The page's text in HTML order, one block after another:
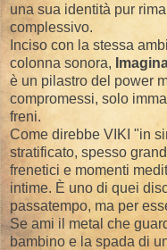
una sua identità pur
complessivo.
Inciso con la stessa
colonna sonora,
è un pilastro del power
compromessi, solo
freni.
Come direbbe VIKI "in
stratificato, spesso
frenetici e momenti
intime. È uno di quei
passatempo, ma per
Se ami il metal che
bambino e la spada di